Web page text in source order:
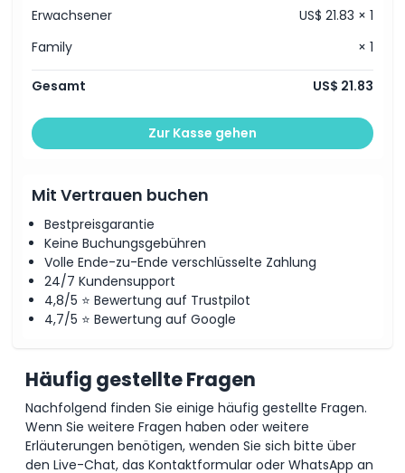
Erwachsener
US$ 21.83 × 1
Family
× 1
Gesamt US$ 21.83
Zur Kasse gehen
Mit Vertrauen buchen
Bestpreisgarantie
Keine Buchungsgebühren
Volle Ende-zu-Ende verschlüsselte Zahlung
24/7 Kundensupport
4,8/5 ⭐ Bewertung auf Trustpilot
4,7/5 ⭐ Bewertung auf Google
Häufig gestellte Fragen
Nachfolgend finden Sie einige häufig gestellte Fragen.
Wenn Sie weitere Fragen haben oder weitere
Erläuterungen benötigen, wenden Sie sich bitte über
den Live-Chat, das Kontaktformular oder WhatsApp an